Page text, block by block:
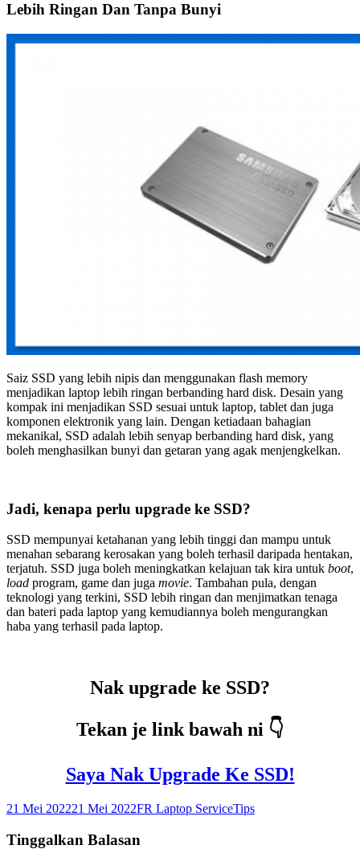
Lebih Ringan Dan Tanpa Bunyi
Saiz SSD yang lebih nipis dan menggunakan flash memory
menjadikan laptop lebih ringan berbanding hard disk. Desain yang
kompak ini menjadikan SSD sesuai untuk laptop, tablet dan juga
komponen elektronik yang lain. Dengan ketiadaan bahagian
mekanikal, SSD adalah lebih senyap berbanding hard disk, yang
boleh menghasilkan bunyi dan getaran yang agak menjengkelkan.
Jadi, kenapa perlu upgrade ke SSD?
SSD mempunyai ketahanan yang lebih tinggi dan mampu untuk
menahan sebarang kerosakan yang boleh terhasil daripada hentakan,
terjatuh. SSD juga boleh meningkatkan kelajuan tak kira untuk boot,
load program, game dan juga movie. Tambahan pula, dengan
teknologi yang terkini, SSD lebih ringan dan menjimatkan tenaga
dan bateri pada laptop yang kemudiannya boleh mengurangkan
haba yang terhasil pada laptop.
Nak upgrade ke SSD?
Tekan je link bawah ni 👇
Saya Nak Upgrade Ke SSD!
Dikirimkan
21 Mei 202221 Mei 2022Pengarang
FR Laptop ServiceKategori
Tips
Tinggalkan Balasan